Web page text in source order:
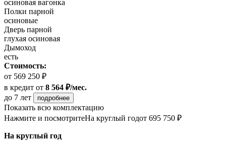
осиновая вагонка
Полки парной
осиновые
Дверь парной
глухая осиновая
Дымоход
есть
Стоимость:
от 569 250 ₽
в кредит от 8 564 ₽/мес.
до 7 лет
подробнее
Показать всю комплектацию
Нажмите и посмотритеНа круглый годот 695 750 ₽
На круглый год